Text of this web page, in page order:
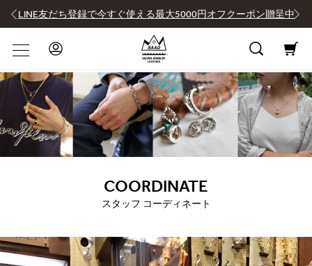
LINE友だち登録で今すぐ使える最大5000円オフクーポン贈呈中
COORDINATE
スタッフ コーディネート